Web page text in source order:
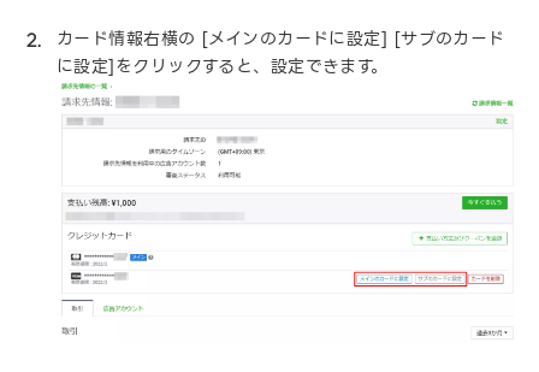
カード情報右横の [メインのカードに設定] [サブのカード
に設定]をクリックすると、設定できます。